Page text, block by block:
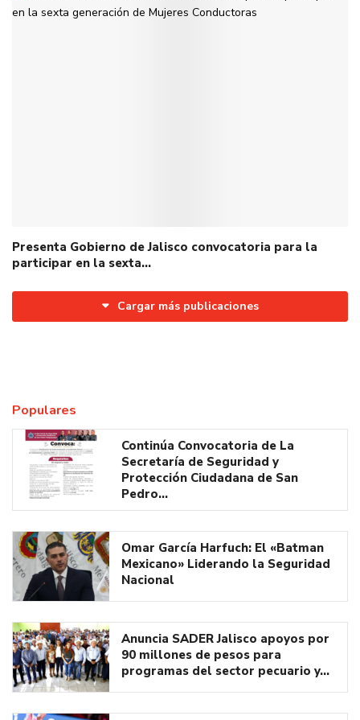
Presenta Gobierno de Jalisco convocatoria para la
participar en la sexta…
Cargar más publicaciones
Populares
Continúa Convocatoria de La
Secretaría de Seguridad y
Protección Ciudadana de San
Pedro…
Omar García Harfuch: El «Batman
Mexicano» Liderando la Seguridad
Nacional
Anuncia SADER Jalisco apoyos por
90 millones de pesos para
programas del sector pecuario y…